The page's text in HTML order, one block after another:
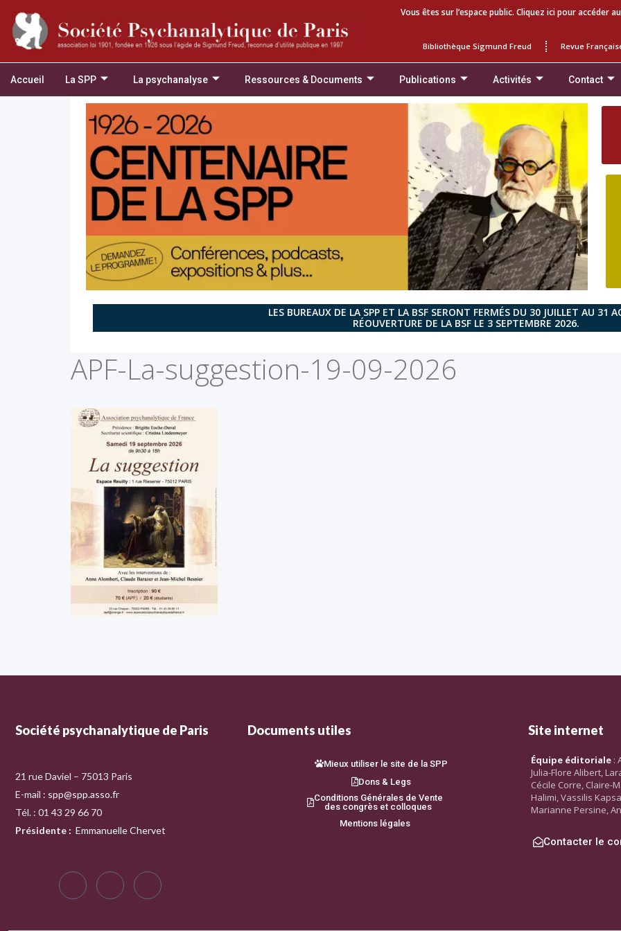
Vous êtes sur l’espace public. Cliquez ici pour accéder
Bibliothèque Sigmund Freud Revue
Accueil La SPP La psychanalyse Ressources & Documents Publications Activités Contact
LES BUREAUX DE LA SPP ET LA BSF SERONT FERMÉS DU 30 JUILLET AU 31
RÉOUVERTURE DE LA BSF LE 3 SEPTEMBRE 2026.
APF-La-suggestion-19-09-2026
Société psychanalytique de Paris
21 rue Daviel – 75013 Paris
E-mail : spp@spp.asso.fr
Tél. : 01 43 29 66 70
Présidente : Emmanuelle Chervet
Documents utiles
Mieux utiliser le site de la SPP
Dons & Legs
Conditions Générales de Vente
des congrès et colloques
Mentions légales
Site internet
Équipe éditoriale :
Julia-Flore Alibert,
Cécile Corre, Claire-
Halimi, Vassilis
Marianne Persine,
Contacter le